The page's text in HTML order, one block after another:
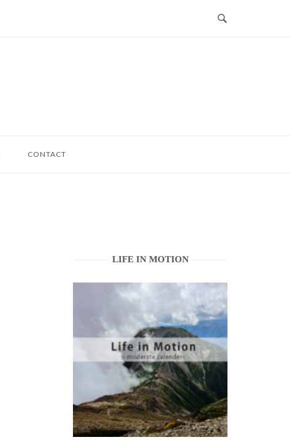
CONTACT
LIFE IN MOTION